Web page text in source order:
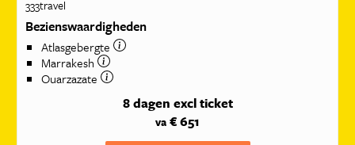
333travel
Bezienswaardigheden
Atlasgebergte
Marrakesh
Ouarzazate
8 dagen excl ticket
va € 651